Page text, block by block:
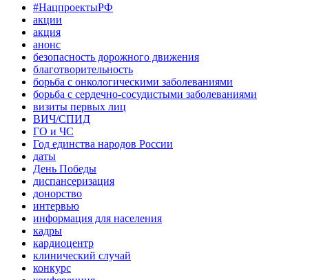
#НацпроектыРФ
акции
акция
анонс
безопасность дорожного движения
благотворительность
борьба с онкологическими заболеваниями
борьба с сердечно-сосудистыми заболеваниями
визиты первых лиц
ВИЧ/СПИД
ГО и ЧС
Год единства народов России
даты
День Победы
диспансеризация
донорство
интервью
информация для населения
кадры
кардиоцентр
клинический случай
конкурс